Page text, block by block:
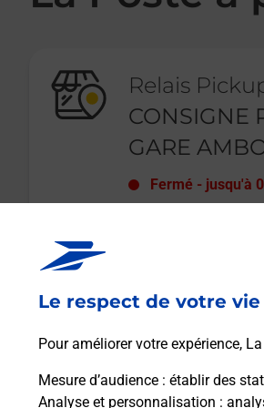
Le respect de votre
Pour améliorer votre expérience,
Mesure d’audience : établir des
Analyse et personnalisation :
Relais
CONSIGNE
GARE
Fermé - jusqu'à
En savoir plus